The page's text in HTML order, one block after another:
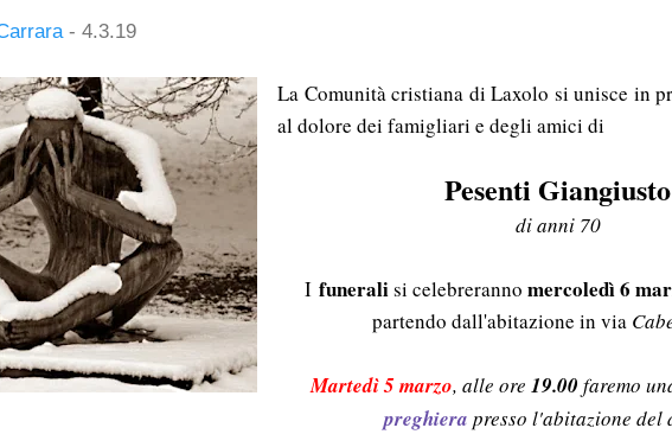
- 4.3.19
La Comunità cristiana di Laxolo si unisce in
al dolore dei famigliari e degli amici di
Pesenti Giangiusto
di anni 70
I funeralisi celebreranno mercoledì 6
partendo dall'abitazione in via
Martedì 5 marzo, alle ore 19.00 faremo
preghiera presso l'abitazione del